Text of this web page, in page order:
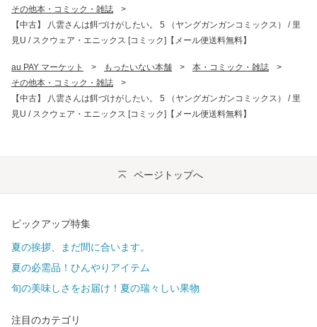
その他本・コミック・雑誌
>
【中古】 八雲さんは餌づけがしたい。 5 （ヤングガンガンコミックス） / 里
見U / スクウェア・エニックス [コミック]【メール便送料無料】
au PAY マーケット > もったいない本舗 > 本・コミック・雑誌
>
その他本・コミック・雑誌
>
【中古】 八雲さんは餌づけがしたい。 5 （ヤングガンガンコミックス） / 里
見U / スクウェア・エニックス [コミック]【メール便送料無料】
ページトップへ
ピックアップ特集
夏の挨拶、まだ間に合います。
夏の必需品！ひんやりアイテム
旬の美味しさをお届け！夏の瑞々しい果物
注目のカテゴリ